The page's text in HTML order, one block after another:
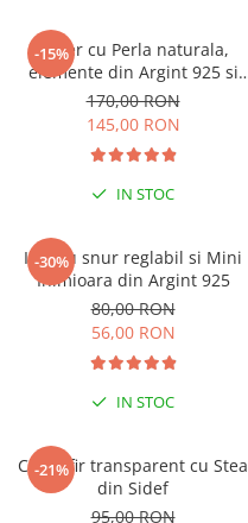
-15%
Colier cu Perla naturala,
elemente din Argint 925 si
margele Miyuki, multicolor
170,00 RON
145,00 RON
IN STOC
-30%
Inel cu snur reglabil si Mini
Inimioara din Argint 925
80,00 RON
56,00 RON
IN STOC
-21%
Colier fir transparent cu Stea
din Sidef
95,00 RON